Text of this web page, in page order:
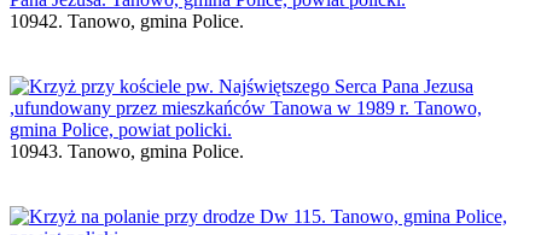
10942. Tanowo, gmina Police.
10943. Tanowo, gmina Police.